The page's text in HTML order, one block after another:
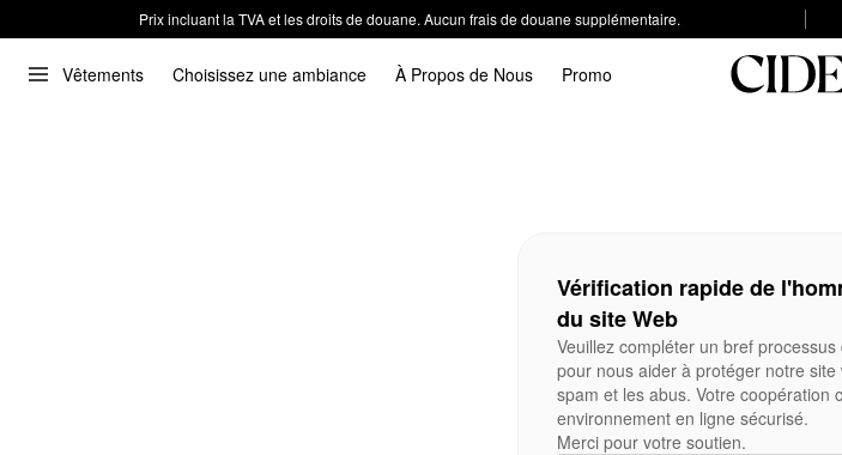
Prix incluant la TVA et les droits de douane. Aucun frais de douane supplémentaire.
Vêtements Choisissez une ambiance À Propos de Nous Promo
Vérification rapide de
du site Web
Veuillez compléter un bref
pour nous aider à protéger notre
spam et les abus. Votre coopération
environnement en ligne sécurisé.
Merci pour votre soutien.